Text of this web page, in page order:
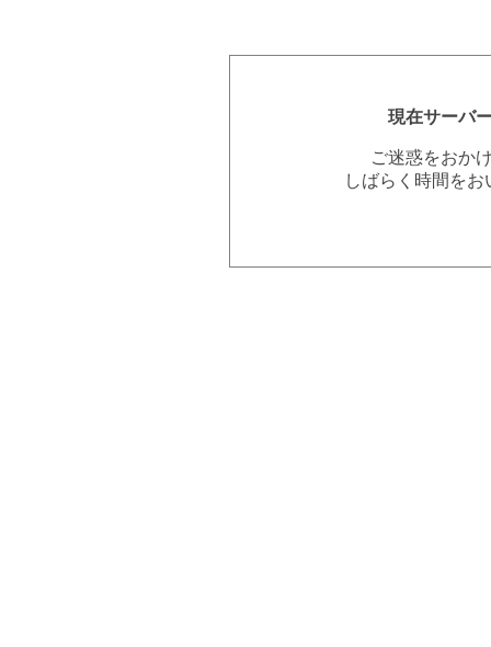
現在サーバ
ご迷惑をおか
しばらく時間を